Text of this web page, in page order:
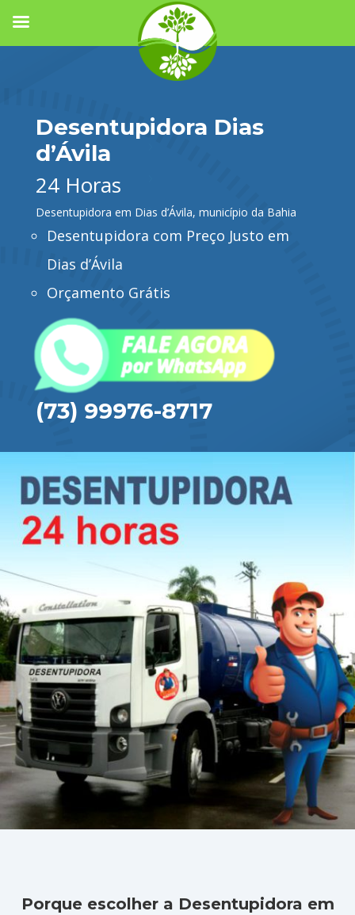
Desentupidora Dias
d’Ávila
24 Horas
Desentupidora em Dias d’Ávila, município da Bahia
Desentupidora com Preço Justo em
Dias d’Ávila
Orçamento Grátis
(73) 99976-8717
Porque escolher a Desentupidora em